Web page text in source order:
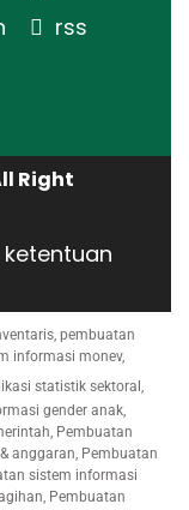
rss
Right
ketentuan
pembuatan
informasi monev,
statistik sektoral,
gender anak,
Pembuatan
anggaran, Pembuatan
sistem informasi
Pembuatan